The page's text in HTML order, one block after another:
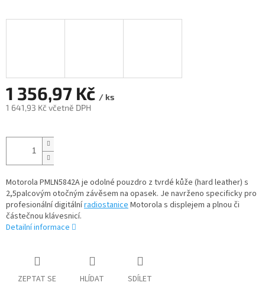
1 356,97 Kč / ks
1 641,93 Kč včetně DPH
cena:
Motorola PMLN5842A je odolné pouzdro z tvrdé kůže (hard leather) s
2,5palcovým otočným závěsem na opasek. Je navrženo specificky pro
profesionální digitálníradiostaniceMotorola s displejem a plnou či
částečnou klávesnicí.
Detailní informace
ZEPTAT SE HLÍDAT SDÍLET